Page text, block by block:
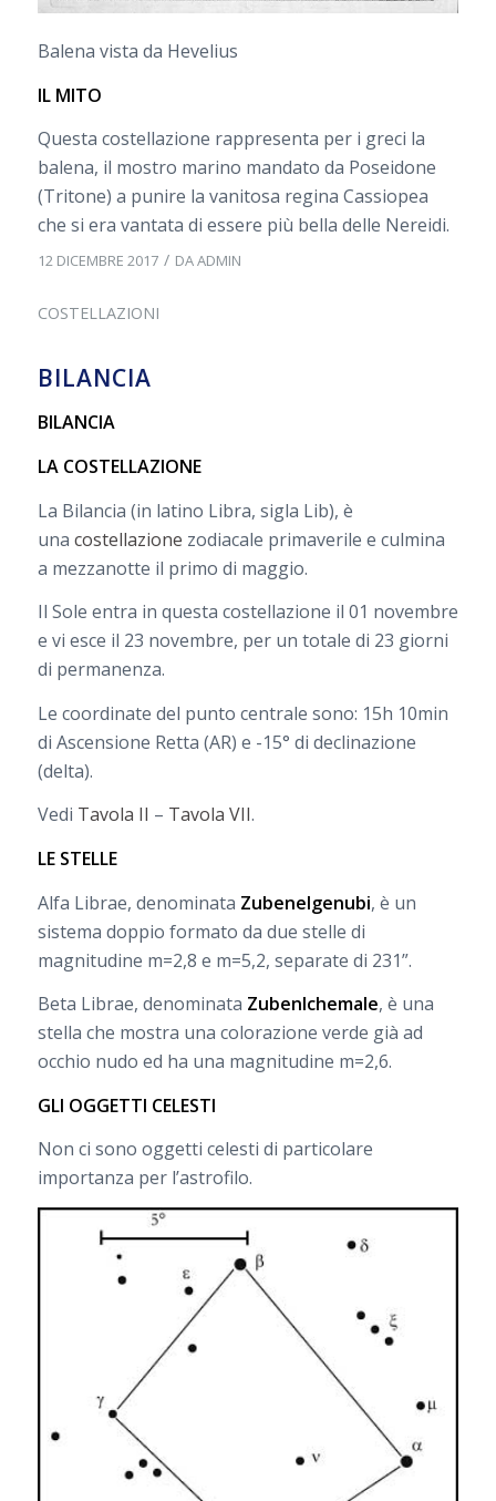
Balena vista da Hevelius
IL MITO
Questa costellazione rappresenta per i greci la
balena, il mostro marino mandato da Poseidone
(Tritone) a punire la vanitosa regina Cassiopea
che si era vantata di essere più bella delle Nereidi.
12 DICEMBRE 2017 / DAADMIN
COSTELLAZIONI
BILANCIA
BILANCIA
LA COSTELLAZIONE
La Bilancia (in latino Libra, sigla Lib), è
una costellazione zodiacale primaverile e culmina
a mezzanotte il primo di maggio.
Il Sole entra in questa costellazione il 01 novembre
e vi esce il 23 novembre, per un totale di 23 giorni
di permanenza.
Le coordinate del punto centrale sono: 15h 10min
di Ascensione Retta (AR) e -15° di declinazione
(delta).
Vedi Tavola II – Tavola VII.
LE STELLE
Alfa Librae, denominata Zubenelgenubi, è un
sistema doppio formato da due stelle di
magnitudine m=2,8 e m=5,2, separate di 231”.
Beta Librae, denominata Zubenlchemale, è una
stella che mostra una colorazione verde già ad
occhio nudo ed ha una magnitudine m=2,6.
GLI OGGETTI CELESTI
Non ci sono oggetti celesti di particolare
importanza per l’astrofilo.